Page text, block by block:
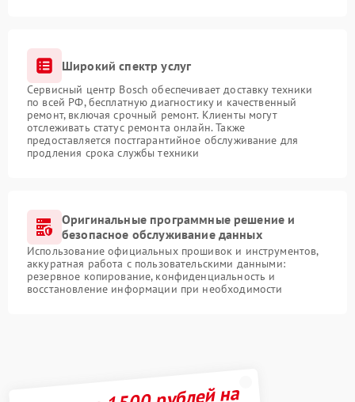
Широкий спектр услуг
Сервисный центр Bosch обеспечивает доставку техники
по всей РФ, бесплатную диагностику и качественный
ремонт, включая срочный ремонт. Клиенты могут
отслеживать статус ремонта онлайн. Также
предоставляется постгарантийное обслуживание для
продления срока службы техники
Оригинальные программные решение и
безопасное обслуживание данных
Использование официальных прошивок и инструментов,
аккуратная работа с пользовательскими данными:
резервное копирование, конфиденциальность и
восстановление информации при необходимости